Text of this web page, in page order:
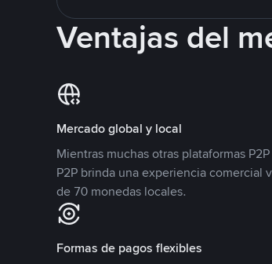
Ventajas del
Mercado global y local
Mientras muchas otras plataformas
P2P brinda una experiencia comercial
de 70 monedas locales.
Formas de pagos flexibles